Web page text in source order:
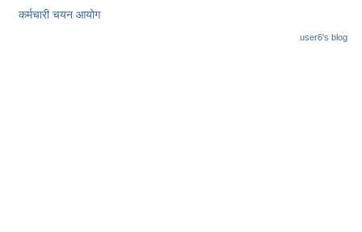
MTS
कर्मचारी चयन आयोग
user6's blog